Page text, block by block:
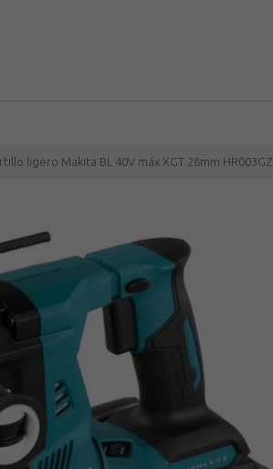
ligero Makita BL 40V máx XGT 28mm HR003GZ